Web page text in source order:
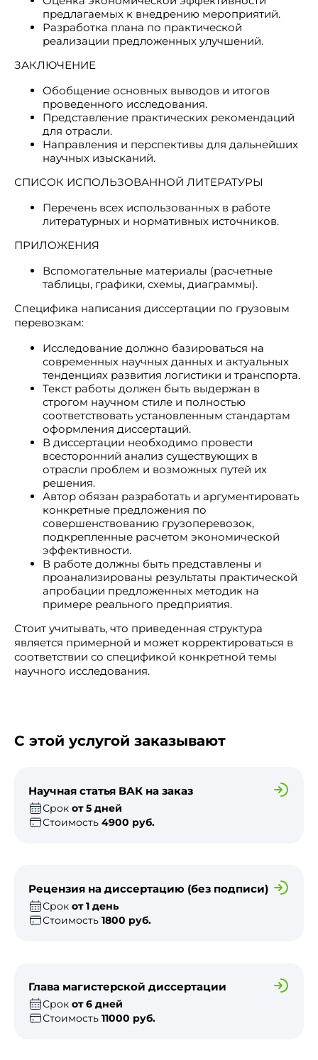
предлагаемых к внедрению мероприятий.
Разработка плана по практической
реализации предложенных улучшений.
ЗАКЛЮЧЕНИЕ
Обобщение основных выводов и итогов
проведенного исследования.
Представление практических рекомендаций
для отрасли.
Направления и перспективы для дальнейших
научных изысканий.
СПИСОК ИСПОЛЬЗОВАННОЙ ЛИТЕРАТУРЫ
Перечень всех использованных в работе
литературных и нормативных источников.
ПРИЛОЖЕНИЯ
Вспомогательные материалы (расчетные
таблицы, графики, схемы, диаграммы).
Специфика написания диссертации по грузовым
перевозкам:
Исследование должно базироваться на
современных научных данных и актуальных
тенденциях развития логистики и транспорта.
Текст работы должен быть выдержан в
строгом научном стиле и полностью
соответствовать установленным стандартам
оформления диссертаций.
В диссертации необходимо провести
всесторонний анализ существующих в
отрасли проблем и возможных путей их
решения.
Автор обязан разработать и аргументировать
конкретные предложения по
совершенствованию грузоперевозок,
подкрепленные расчетом экономической
эффективности.
В работе должны быть представлены и
проанализированы результаты практической
апробации предложенных методик на
примере реального предприятия.
Стоит учитывать, что приведенная структура
является примерной и может корректироваться в
соответствии со спецификой конкретной темы
научного исследования.
С этой услугой заказывают
Научная статья ВАК на заказ
Срок от 5 дней
Стоимость 4900 руб.
Рецензия на диссертацию (без подписи)
Срок от 1 день
Стоимость 1800 руб.
Глава магистерской диссертации
Срок от 6 дней
Стоимость 11000 руб.